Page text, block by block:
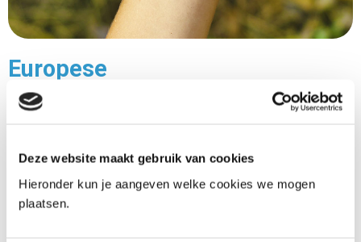
Deze website maakt gebruik van cookies
Hieronder kun je aangeven welke cookies we mogen
plaatsen.
Europese
privacytoezichthouders nemen
gerechtvaardigd belang
11-10-2024